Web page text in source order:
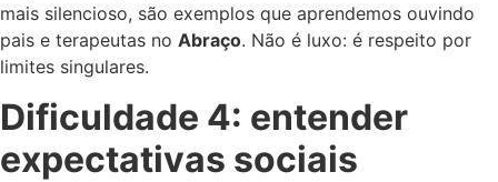
mais silencioso, são exemplos que aprendemos ouvindo
pais e terapeutas no Abraço. Não é luxo: é respeito por
limites singulares.
Dificuldade 4: entender
expectativas sociais